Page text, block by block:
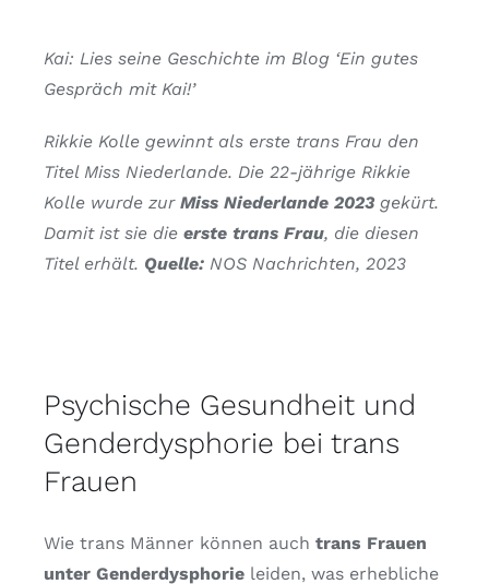
Kai: Lies seine Geschichte im Blog ‘Ein gutes
Gespräch mit Kai!’
Rikkie Kolle gewinnt als erste trans Frau den
Titel Miss Niederlande. Die 22-jährige Rikkie
Kolle wurde zur Miss Niederlande 2023gekürt.
Damit ist sie die erste trans Frau, die diesen
Titel erhält. Quelle:NOS Nachrichten, 2023
Psychische Gesundheit und
Genderdysphorie bei trans
Frauen
Wie trans Männer können auch trans Frauen
unter Genderdysphorieleiden, was erhebliche